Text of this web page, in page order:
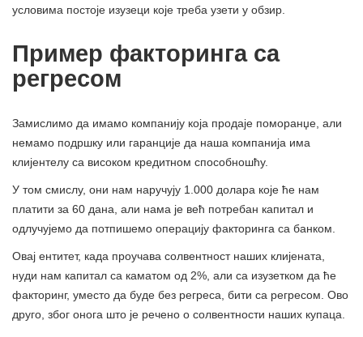
условима постоје изузеци које треба узети у обзир.
Пример факторинга са
регресом
Замислимо да имамо компанију која продаје поморанџе, али
немамо подршку или гаранције да наша компанија има
клијентелу са високом кредитном способношћу.
У том смислу, они нам наручују 1.000 долара које ће нам
платити за 60 дана, али нама је већ потребан капитал и
одлучујемо да потпишемо операцију факторинга са банком.
Овај ентитет, када проучава солвентност наших клијената,
нуди нам капитал са каматом од 2%, али са изузетком да ће
факторинг, уместо да буде без регреса, бити са регресом. Ово
друго, због онога што је речено о солвентности наших купаца.